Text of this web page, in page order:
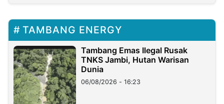
TAMBANG ENERGY
Tambang Emas Ilegal Rusak
TNKS Jambi, Hutan Warisan
Dunia
06/08/2026 - 16:23